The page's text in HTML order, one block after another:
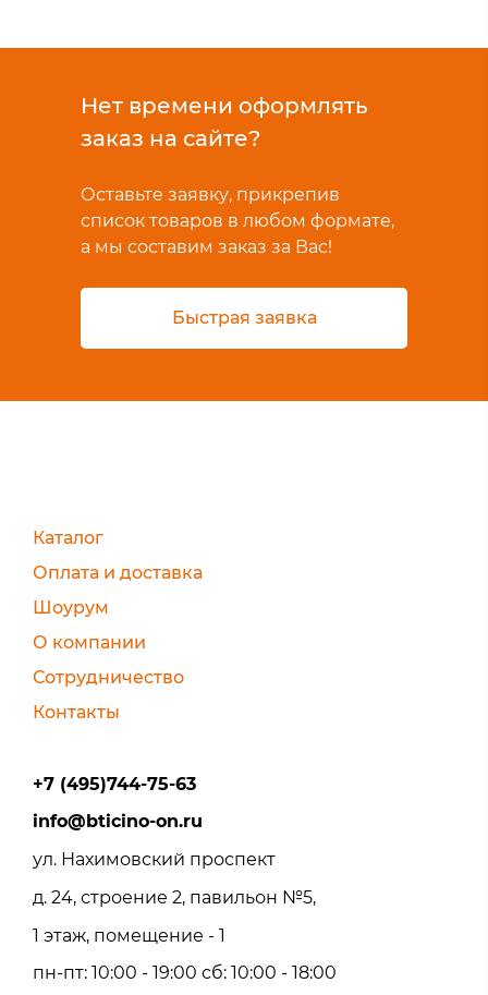
Нет времени оформлять
заказ на сайте?
Оставьте заявку, прикрепив
список товаров в любом формате,
а мы составим заказ за Вас!
Быстрая заявка
Каталог
Оплата и доставка
Шоурум
О компании
Сотрудничество
Контакты
+7 (495)744-75-63
info@bticino-on.ru
ул. Нахимовский проспект
д. 24, строение 2, павильон №5,
1 этаж, помещение - 1
пн-пт: 10:00 - 19:00 сб: 10:00 - 18:00